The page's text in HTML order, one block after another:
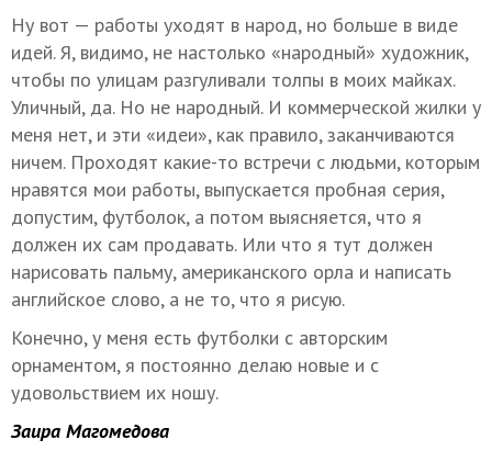
Ну вот — работы уходят в народ, но больше в виде
идей. Я, видимо, не настолько «народный» художник,
чтобы по улицам разгуливали толпы в моих майках.
Уличный, да. Но не народный. И коммерческой жилки у
меня нет, и эти «идеи», как правило, заканчиваются
ничем. Проходят какие-то встречи с людьми, которым
нравятся мои работы, выпускается пробная серия,
допустим, футболок, а потом выясняется, что я
должен их сам продавать. Или что я тут должен
нарисовать пальму, американского орла и написать
английское слово, а не то, что я рисую.
Конечно, у меня есть футболки с авторским
орнаментом, я постоянно делаю новые и с
удовольствием их ношу.
Заира Магомедова